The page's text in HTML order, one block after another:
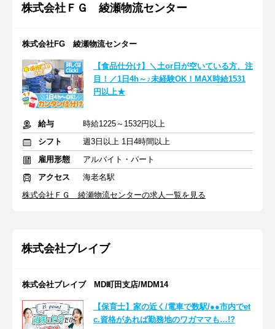
株式会社ＦＧ 綾瀬物流センター
株式会社FG 綾瀬物流センター
【食品仕分け】＼土or日が空いている方、注
目！／1日4h～♪未経験OK！MAX時給1531
円以上★
給与
時給1225～1532円以上
シフト
週3日以上 1日4時間以上
雇用形態
アルバイト・パート
アクセス
海老名駅
株式会社ＦＧ 綾瀬物流センターの求人一覧を見る
株式会社ブレイブ
株式会社ブレイブ MD町田支店/MDM14
【保育士】家の近く/電車で数駅/●●市内でet
c.資格があれば勤務地のワガママも…!?